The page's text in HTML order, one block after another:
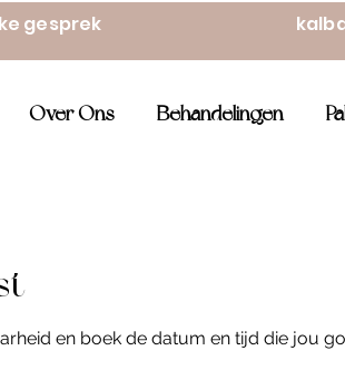
gesprek
Over Ons Behandelingen
en boek de datum en tijd die jou